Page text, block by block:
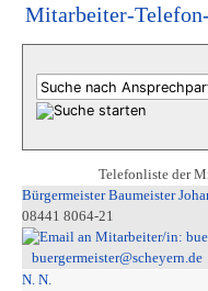
Mitarbeiter-
Telefonliste der
Bürgermeister Baumeister
08441 8064-21
buergermeister@scheyern.de
N. N.